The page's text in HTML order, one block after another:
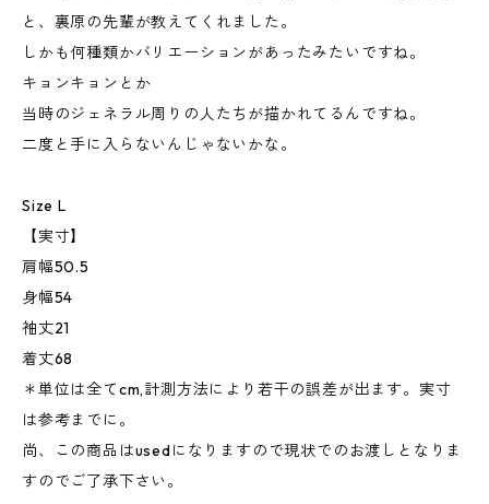
と、裏原の先輩が教えてくれました。
しかも何種類かバリエーションがあったみたいですね。
キョンキョンとか
当時のジェネラル周りの人たちが描かれてるんですね。
二度と手に入らないんじゃないかな。
Size L
【実寸】
肩幅50.5
身幅54
袖丈21
着丈68
＊単位は全てcm,計測方法により若干の誤差が出ます。実寸
は参考までに。
尚、この商品はusedになりますので現状でのお渡しとなりま
すのでご了承下さい。